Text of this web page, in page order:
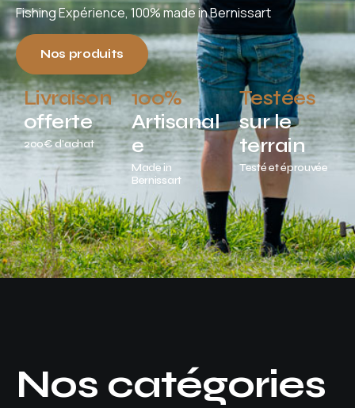
Fishing Expérience, 100% made in Bernissart
Nos produits
Livraison
offerte
200€ d'achat
100%
Artisanal
e
Made in
Bernissart
Testées
sur le
terrain
Testé et éprouvée
Nos catégories